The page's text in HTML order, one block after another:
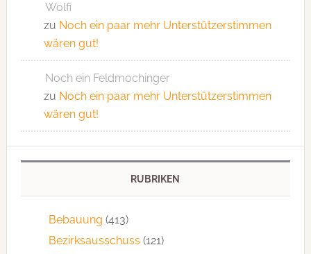
Wolfi
zu Noch ein paar mehr Unterstützerstimmen
wären gut!
Noch ein Feldmochinger
zu Noch ein paar mehr Unterstützerstimmen
wären gut!
RUBRIKEN
Bebauung (413)
Bezirksausschuss (121)